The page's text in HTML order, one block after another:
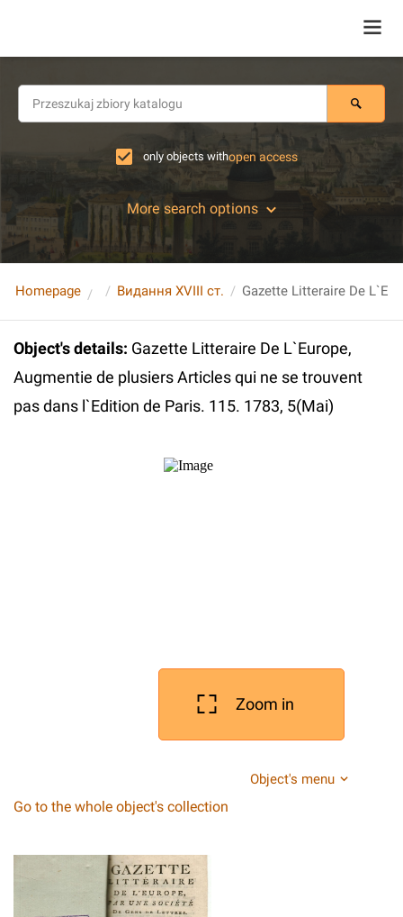
only objects withopen access
More search options
Homepage Видання XVIII ст.
Object's details: Gazette Litteraire De L`Europe,
Augmentie de plusiers Articles qui ne se trouvent
pas dans l`Edition de Paris. 115. 1783, 5(Mai)
Zoom in
Object's menu
Go to the whole object's collection